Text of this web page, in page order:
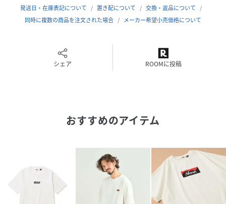
生地には環境に配慮したリサイクルコットン「FerreYarn(フ
ェレーヤーン)」を使用し、柔らかく滑らかな肌触りと適度な
けでなく、デイリーユースにもぴったりの1枚です。
※FerreYarn(フェレーヤーン)・・・
自の技術で糸へ再生しています。糸を紡績する工程で大幅な
エネルギー削減を行うことが可能です。環境への負担に配慮
した素材。
発送日・在庫表記について 置き配について
交換・返品について
同時に複数の商品を注文された場合
メーカー希望小売価格について
シェア ROOMに投稿
おすすめのアイテム